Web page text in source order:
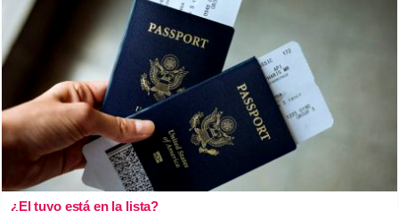
¿El tuyo está en la lista?